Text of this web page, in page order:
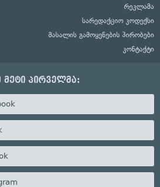
რეკლამა
სარედაქციო კოდექსი
მასალის გამოყენების პირობები
კონტაქტი
მეტი პირველმა: